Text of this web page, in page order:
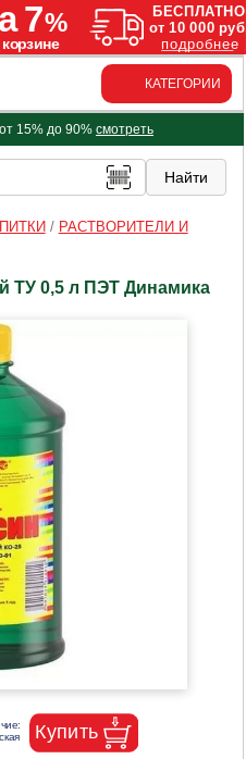
КАТЕГОРИИ
15% до 90% смотреть
/ РАСТВОРИТЕЛИ И
ТУ 0,5 л ПЭТ Динамика